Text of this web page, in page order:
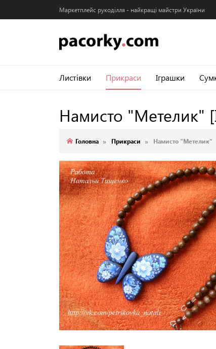
Маркетплейс рукоділля - найкращі майстри України
Листівки Прикраси Іграшки
Намисто "Метелик"
Головна Прикраси Намисто "Метелик"